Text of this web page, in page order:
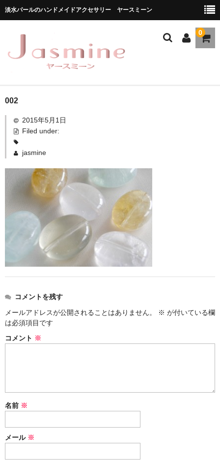
淡水パールのハンドメイドアクセサリー ヤースミーン
0
ホーム
商品一覧
★お勧め商品
メディア掲載
ブログ
お問い合わせ
002
2015年5月1日
Filed under:
jasmine
コメントを残す
メールアドレスが公開されることはありません。
※ が付いている欄
は必須項目です
コメント ※
名前 ※
メール ※